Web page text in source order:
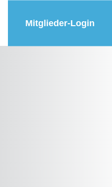
Mitglieder-Login